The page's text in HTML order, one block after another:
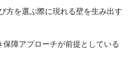
方を選ぶ際に現れる壁を生み出す
保障アプローチが前提としている